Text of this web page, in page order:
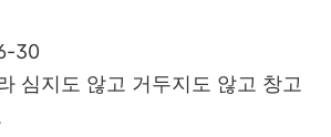
30
심지도 않고 거두지도 않고 창고